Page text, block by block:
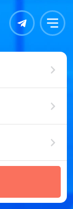
Контакты Меню